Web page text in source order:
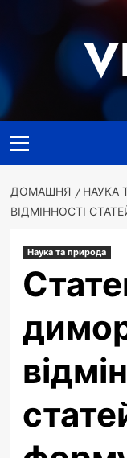
меню
ДОМАШНЯ НАУКА
ВІДМІННОСТІ
Наука та природа